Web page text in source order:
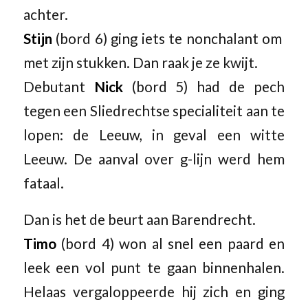
achter.
Stijn (bord 6) ging iets te nonchalant om
met zijn stukken. Dan raak je ze kwijt.
Debutant
Nick (bord 5) had de pech
tegen een Sliedrechtse specialiteit aan te
lopen: de Leeuw, in geval een witte
Leeuw. De aanval over g-lijn werd hem
fataal.
Dan is het de beurt aan Barendrecht.
Timo (bord 4) won al snel een paard en
leek een vol punt te gaan binnenhalen.
Helaas vergaloppeerde hij zich en ging